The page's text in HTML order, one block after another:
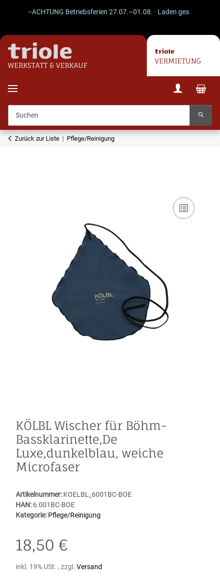
--ACHTUNG Betriebsferien 27.07.–01.08. · Laden geschlossen ·
WERKSTATT & VERKAUF
VERMIETUNG
Zurück zur Liste Pflege/Reinigung
KÖLBL Wischer für Böhm-
Bassklarinette,De
Luxe,dunkelblau, weiche
Microfaser
Artikelnummer: KOELBL_6001BC-BOE
HAN: 6.001BC-BOE
Kategorie: Pflege/Reinigung
18,50 €
inkl. 19% USt. , zzgl. Versand